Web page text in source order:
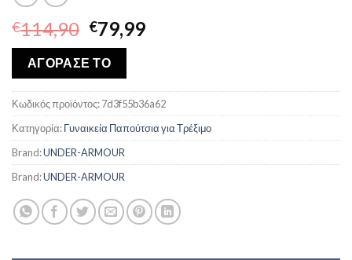
€114,90 Original
price
was:
€114,90.
€79,99Η
€79,99.
ΑΓΟΡΑΣΕ ΤΟ
Κωδικός προϊόντος:7d3f55b36a62
Κατηγορία:Γυναικεία Παπούτσια για Τρέξιμο
Brand:UNDER-ARMOUR
Brand:UNDER-ARMOUR